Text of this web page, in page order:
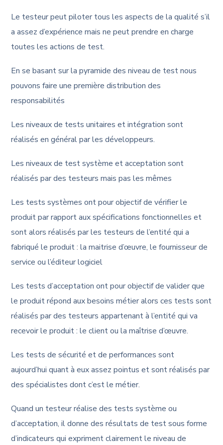
Le testeur peut piloter tous les aspects de la qualité s’il
a assez d’expérience mais ne peut prendre en charge
toutes les actions de test.
En se basant sur la pyramide des niveau de test nous
pouvons faire une première distribution des
responsabilités
Les niveaux de tests unitaires et intégration sont
réalisés en général par les développeurs.
Les niveaux de test système et acceptation sont
réalisés par des testeurs mais pas les mêmes
Les tests systèmes ont pour objectif de vérifier le
produit par rapport aux spécifications fonctionnelles et
sont alors réalisés par les testeurs de l’entité qui a
fabriqué le produit : la maitrise d’œuvre, le fournisseur de
service ou l’éditeur logiciel
Les tests d’acceptation ont pour objectif de valider que
le produit répond aux besoins métier alors ces tests sont
réalisés par des testeurs appartenant à l’entité qui va
recevoir le produit : le client ou la maîtrise d’œuvre.
Les tests de sécurité et de performances sont
aujourd’hui quant à eux assez pointus et sont réalisés par
des spécialistes dont c’est le métier.
Quand un testeur réalise des tests système ou
d’acceptation, il donne des résultats de test sous forme
d’indicateurs qui expriment clairement le niveau de